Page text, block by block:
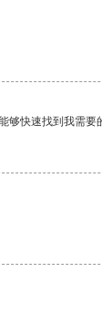
快速找到我需要